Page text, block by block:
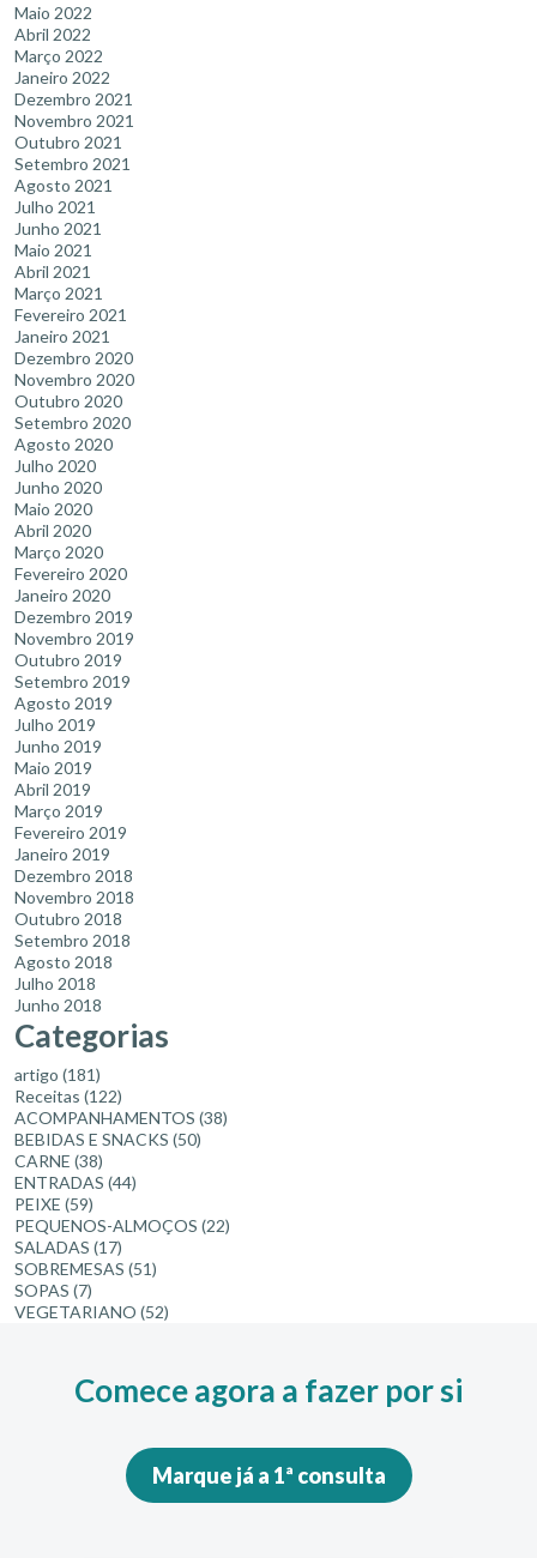
Maio 2022
Abril 2022
Março 2022
Janeiro 2022
Dezembro 2021
Novembro 2021
Outubro 2021
Setembro 2021
Agosto 2021
Julho 2021
Junho 2021
Maio 2021
Abril 2021
Março 2021
Fevereiro 2021
Janeiro 2021
Dezembro 2020
Novembro 2020
Outubro 2020
Setembro 2020
Agosto 2020
Julho 2020
Junho 2020
Maio 2020
Abril 2020
Março 2020
Fevereiro 2020
Janeiro 2020
Dezembro 2019
Novembro 2019
Outubro 2019
Setembro 2019
Agosto 2019
Julho 2019
Junho 2019
Maio 2019
Abril 2019
Março 2019
Fevereiro 2019
Janeiro 2019
Dezembro 2018
Novembro 2018
Outubro 2018
Setembro 2018
Agosto 2018
Julho 2018
Junho 2018
Categorias
artigo (181)
Receitas (122)
ACOMPANHAMENTOS (38)
BEBIDAS E SNACKS (50)
CARNE (38)
ENTRADAS (44)
PEIXE (59)
PEQUENOS-ALMOÇOS (22)
SALADAS (17)
SOBREMESAS (51)
SOPAS (7)
VEGETARIANO (52)
Comece agora a fazer por si
Marque já a 1ª consulta